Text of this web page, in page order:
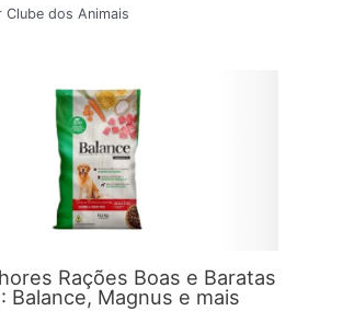
Clube dos Animais
Rações Boas e Baratas
Balance, Magnus e mais